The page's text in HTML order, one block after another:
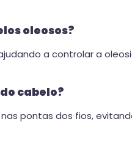
oleosos?
a controlar a
cabelo?
pontas dos fios,